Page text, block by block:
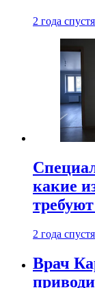
2 года спустя
какие
2 года спустя
Врач